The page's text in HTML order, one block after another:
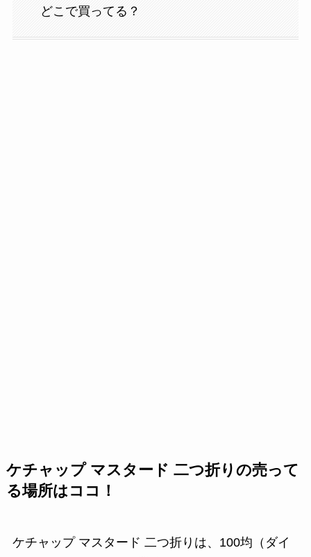
どこで買ってる？
ケチャップ マスタード 二つ折りの売って
る場所はココ！
ケチャップ マスタード 二つ折りは、100均（ダイ